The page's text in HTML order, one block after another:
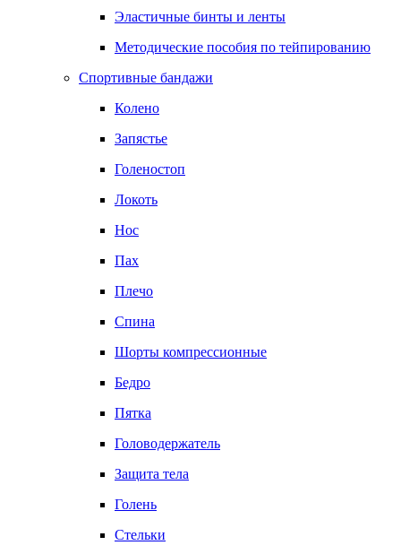
Эластичные бинты и ленты
Методические пособия по тейпированию
Спортивные бандажи
Колено
Запястье
Голеностоп
Локоть
Нос
Пах
Плечо
Спина
Шорты компрессионные
Бедро
Пятка
Головодержатель
Защита тела
Голень
Стельки